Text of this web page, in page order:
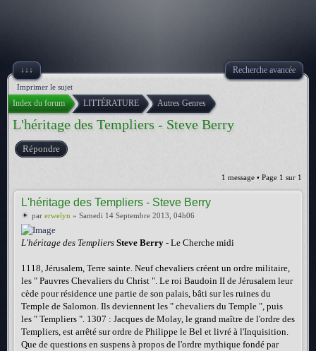
↓↓↓ Recherche avancée
Imprimer le sujet
Index du forum LITTÉRATURE Autres Genres
L'héritage des Templiers - Steve Berry
Répondre
1 message • Page 1 sur 1
L'héritage des Templiers - Steve Berry
par erwelyn » Samedi 14 Septembre 2013, 04h06
L'héritage des Templiers Steve Berry - Le Cherche midi
1118, Jérusalem, Terre sainte. Neuf chevaliers créent un ordre militaire,
les " Pauvres Chevaliers du Christ ". Le roi Baudoin II de Jérusalem leur
cède pour résidence une partie de son palais, bâti sur les ruines du
Temple de Salomon. Ils deviennent les " chevaliers du Temple ", puis
les " Templiers ". 1307 : Jacques de Molay, le grand maître de l'ordre des
Templiers, est arrêté sur ordre de Philippe le Bel et livré à l'Inquisition.
Que de questions en suspens à propos de l'ordre mythique fondé par